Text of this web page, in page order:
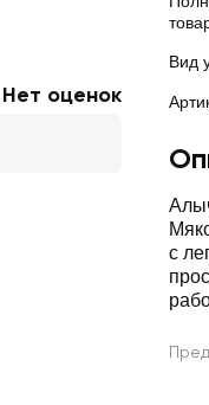
Вид
с
Нет оценок